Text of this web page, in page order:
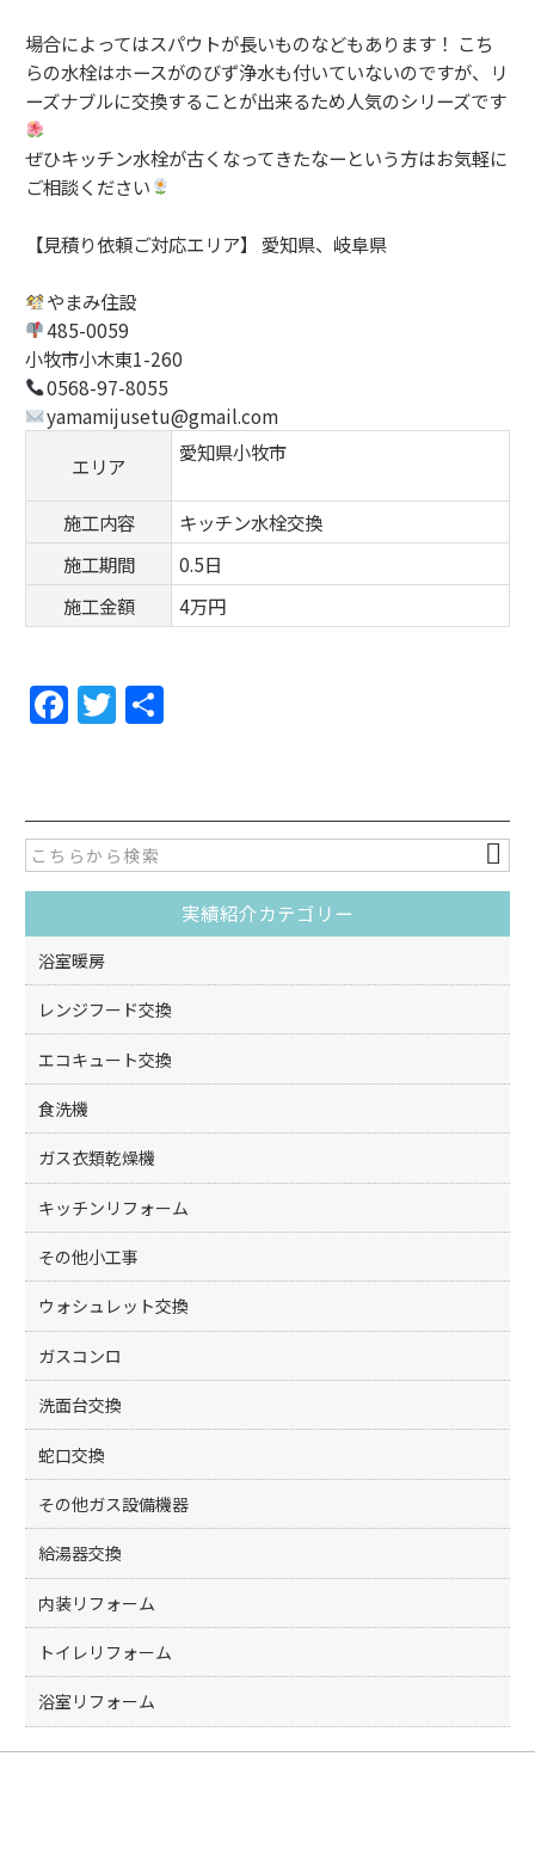
場合によってはスパウトが長いものなどもあります！ こち
らの水栓はホースがのびず浄水も付いていないのですが、リ
ーズナブルに交換することが出来るため人気のシリーズです
ぜひキッチン水栓が古くなってきたなーという方はお気軽に
ご相談ください
【見積り依頼ご対応エリア】 愛知県、岐阜県
やまみ住設
485-0059
小牧市小木東1-260
0568-97-8055
yamamijusetu@gmail.com
エリア
愛知県小牧市
施工内容
キッチン水栓交換
施工期間
0.5日
施工金額
4万円
F
a
e
b
o
o
k
T
w
er
実績紹介カテゴリー
浴室暖房
レンジフード交換
エコキュート交換
食洗機
ガス衣類乾燥機
キッチンリフォーム
その他小工事
ウォシュレット交換
ガスコンロ
洗面台交換
蛇口交換
その他ガス設備機器
給湯器交換
内装リフォーム
トイレリフォーム
浴室リフォーム